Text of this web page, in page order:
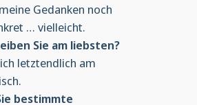
Gedanken noch
… vielleicht.
Sie am liebsten?
letztendlich am
bestimmte